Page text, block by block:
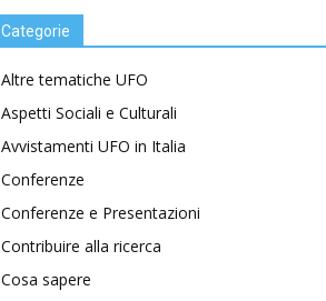
Categorie
Altre tematiche UFO
Aspetti Sociali e Culturali
Avvistamenti UFO in Italia
Conferenze
Conferenze e Presentazioni
Contribuire alla ricerca
Cosa sapere